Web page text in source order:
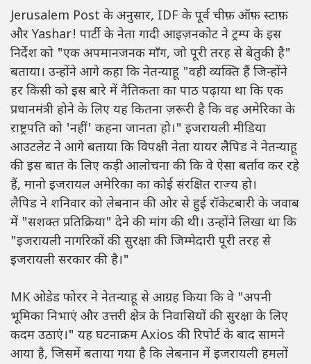
Jerusalem Post के अनुसार, IDF के पूर्व चीफ़ ऑफ़ स्टाफ़
और Yashar! पार्टी के नेता गादी आइज़नकोट ने ट्रम्प के इस
निर्देश को "एक अपमानजनक माँग, जो पूरी तरह से बेतुकी है"
बताया। उन्होंने आगे कहा कि नेतन्याहू "वही व्यक्ति हैं जिन्होंने
हर किसी को इस बारे में नैतिकता का पाठ पढ़ाया था कि एक
प्रधानमंत्री होने के लिए यह कितना ज़रूरी है कि वह अमेरिका के
राष्ट्रपति को 'नहीं' कहना जानता हो।" इजरायली मीडिया
आउटलेट ने आगे बताया कि विपक्षी नेता यायर लैपिड ने नेतन्याहू
की इस बात के लिए कड़ी आलोचना की कि वे ऐसा बर्ताव कर रहे
हैं, मानो इजरायल अमेरिका का कोई संरक्षित राज्य हो।
लैपिड ने शनिवार को लेबनान की ओर से हुई रॉकेटबारी के जवाब
में "सशक्त प्रतिक्रिया" देने की मांग की थी। उन्होंने लिखा था कि
"इजरायली नागरिकों की सुरक्षा की जिम्मेदारी पूरी तरह से
इजरायली सरकार की है।"
MK ओडेड फोरर ने नेतन्याहू से आग्रह किया कि वे "अपनी
भूमिका निभाएं और उत्तरी क्षेत्र के निवासियों की सुरक्षा के लिए
कदम उठाएं।" यह घटनाक्रम Axios की रिपोर्ट के बाद सामने
आया है, जिसमें बताया गया है कि लेबनान में इजरायली हमलों